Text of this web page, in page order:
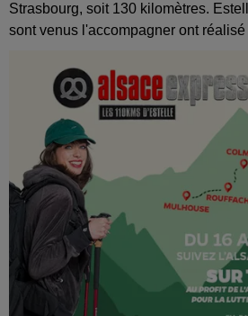
Strasbourg, soit 130 kilomètres.
sont venus l'accompagner ont réalisé